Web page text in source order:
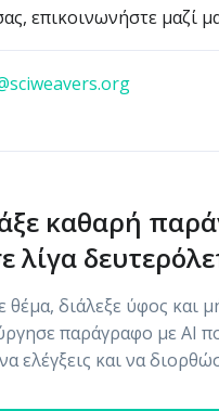
επικοινωνήστε μαζί
καθαρή
λίγα
θέμα, διάλεξε ύφος και
παράγραφο με AI
να ελέγξεις και να